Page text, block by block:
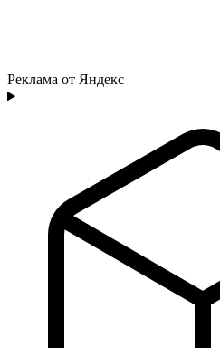
Реклама от Яндекс